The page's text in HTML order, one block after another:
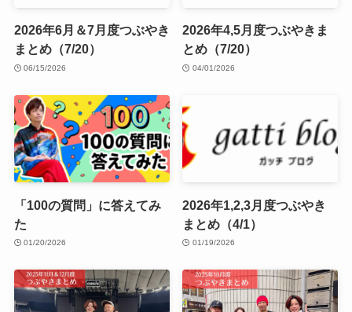
2026年6月＆7月度つぶやき
まとめ（7/20）
06/15/2026
2026年4,5月度つぶやきま
とめ（7/20）
04/01/2026
「100の質問」に答えてみ
た
01/20/2026
2026年1,2,3月度つぶやき
まとめ（4/1）
01/19/2026